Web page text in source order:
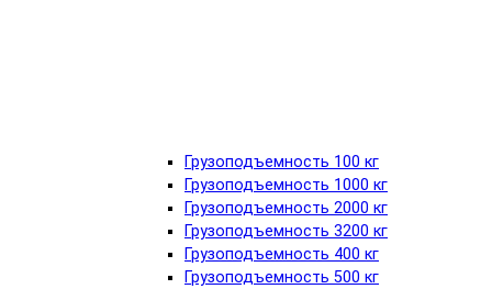
Грузоподъемность 100 кг
Грузоподъемность 1000 кг
Грузоподъемность 2000 кг
Грузоподъемность 3200 кг
Грузоподъемность 400 кг
Грузоподъемность 500 кг